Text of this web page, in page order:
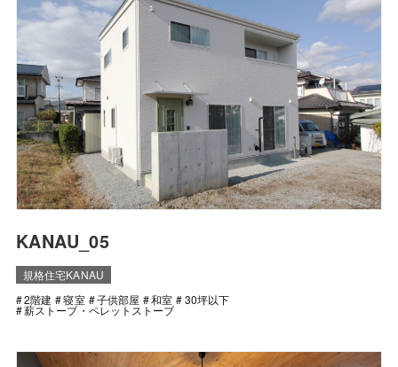
KANAU_05
規格住宅KANAU
2階建
寝室 子供部屋 和室 30坪以下
薪ストーブ・ペレットストーブ